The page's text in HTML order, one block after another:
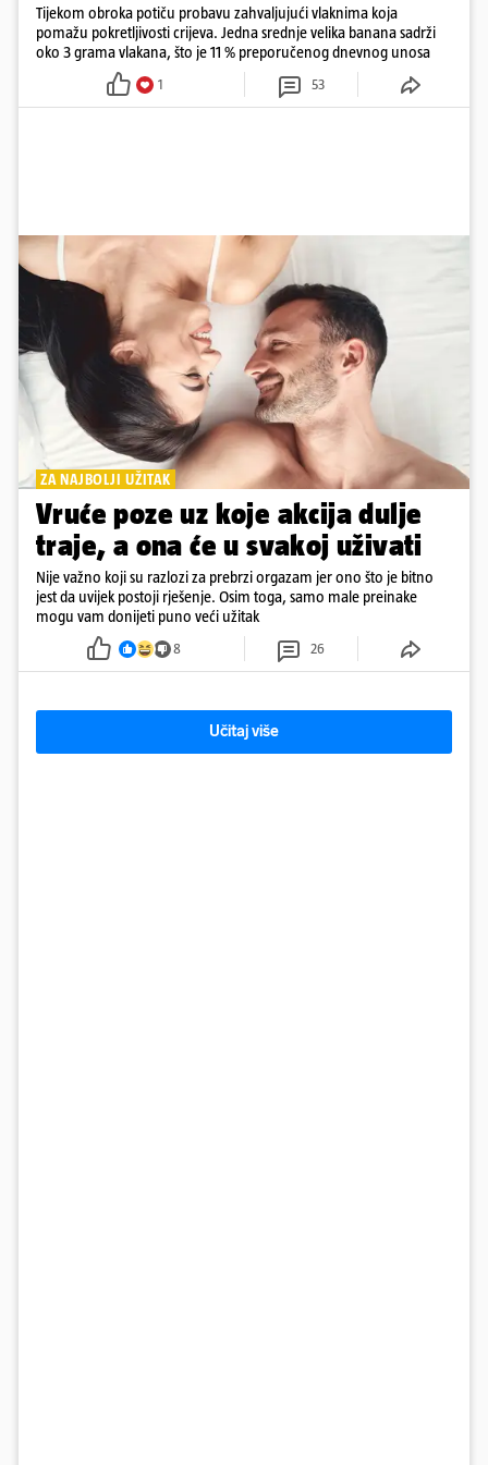
Tijekom obroka potiču probavu zahvaljujući vlaknima koja
pomažu pokretljivosti crijeva. Jedna srednje velika banana sadrži
oko 3 grama vlakana, što je 11 % preporučenog dnevnog unosa
1 53
ZA NAJBOLJI UŽITAK
Vruće poze uz koje akcija dulje
traje, a ona će u svakoj uživati
Nije važno koji su razlozi za prebrzi orgazam jer ono što je bitno
jest da uvijek postoji rješenje. Osim toga, samo male preinake
mogu vam donijeti puno veći užitak
8 26
Učitaj više